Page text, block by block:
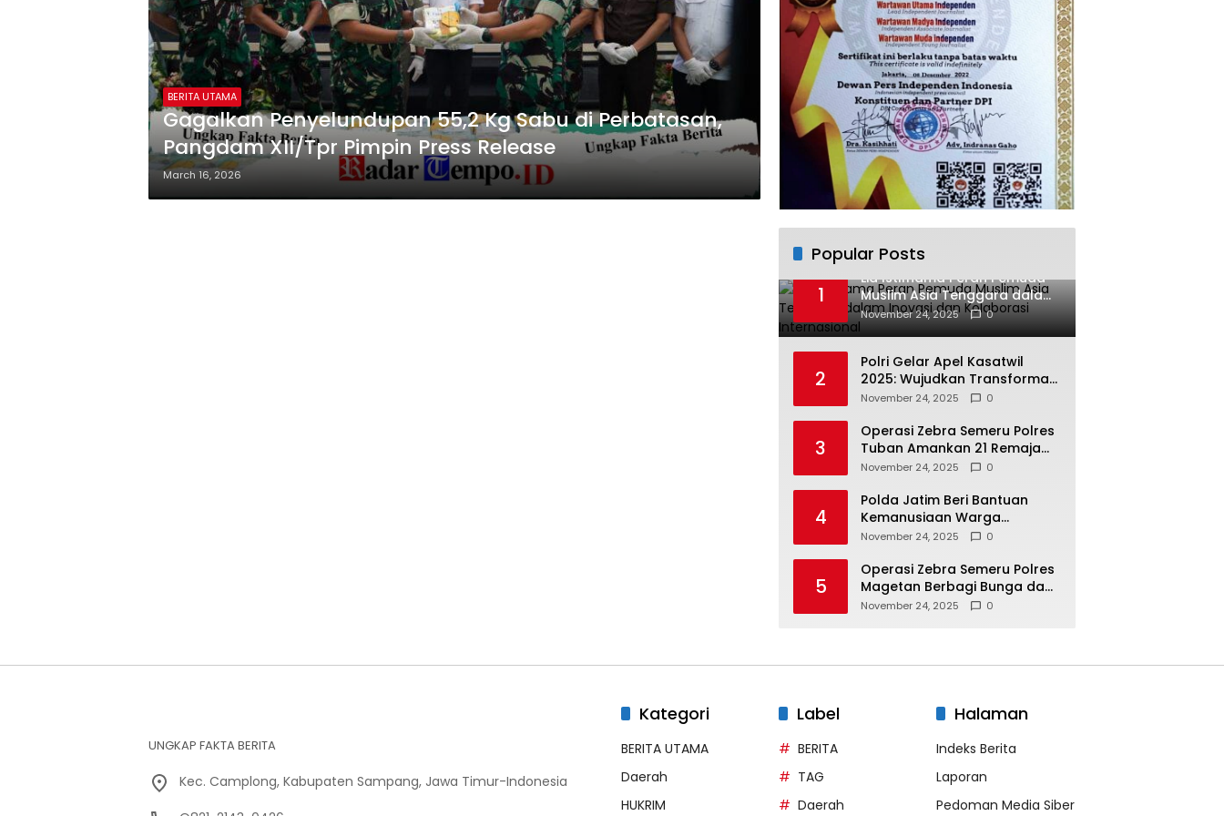
BERITA UTAMA
Gagalkan Penyelundupan 55,2 Kg Sabu di Perbatasan,
Pangdam XII/Tpr Pimpin Press Release
March 16, 2026
Popular Posts
1
Lia Istifhama Peran Pemuda
Muslim Asia Tenggara dalam
Inovasi dan Kolaborasi
Internasional
November 24, 2025 0
2
Polri Gelar Apel Kasatwil
2025: Wujudkan Transformasi
Polri yang Profesional untuk
November 24, 2025 0
3
Operasi Zebra Semeru Polres
Tuban Amankan 21 Remaja
Pelaku Balap Liar
November 24, 2025 0
4
Polda Jatim Beri Bantuan
Kemanusiaan Warga
Terdampak Erupsi Gunung
November 24, 2025 0
5
Operasi Zebra Semeru Polres
Magetan Berbagi Bunga dan
Coklat Ajak Warga Tertib
November 24, 2025 0
UNGKAP FAKTA BERITA
Kec. Camplong, Kabupaten Sampang, Jawa Timur-Indonesia
Kategori
BERITA UTAMA
Daerah
HUKRIM
Label
BERITA
TAG
Daerah
Halaman
Indeks Berita
Laporan
Pedoman Media Siber